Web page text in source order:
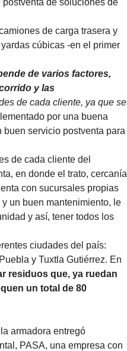
de carga trasera y
cúbicas -en el primer
de varios factores,
y las
de cada cliente, ya que se
por una buena
servicio postventa para
de cada cliente del
en donde el trato, cercanía
con sucursales propias
un buen mantenimiento, le
y así, tener todos los
ciudades del país:
y Tuxtla Gutiérrez. En
residuos que, ya ruedan
un total de 80
armadora entregó
PASA, una empresa con